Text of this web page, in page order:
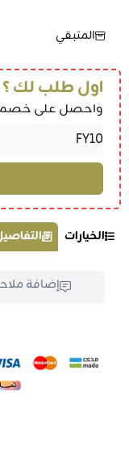
المتبقي
اول طلب لك
واحصل على خصم
الخيارات
إضافة